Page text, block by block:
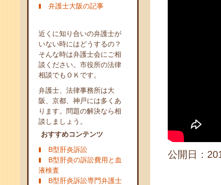
弁護士大阪の記事
近くに知り合いの弁護士が
いない時にはどうするの？
そんな時は弁護士会にご相
談ください。市役所の法律
相談でもＯＫです。
弁護士、法律事務所は大
阪、京都、神戸には多くあ
ります。問題の解決なら相
談しましょう。
おすすめコンテンツ
B型肝炎訴訟
B型肝炎の訴訟費用と血
液検査
B型肝炎訴訟専門弁護士
公開日：